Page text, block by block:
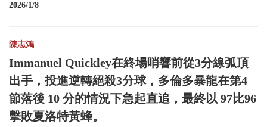
2026/1/8
陳志鴻
Immanuel Quickley在終場哨響前從3分線弧頂
出手，投進逆轉絕殺3分球，多倫多暴龍在第4
節落後 10 分的情況下急起直追，最終以 97比96
擊敗夏洛特黃蜂。